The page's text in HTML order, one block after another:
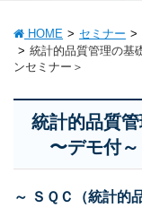
HOME セミナー
統計的品質管理の
ンセミナー＞
統計的品質
〜デモ付
～ ＳＱＣ（統計的